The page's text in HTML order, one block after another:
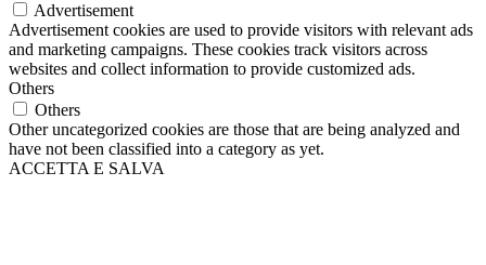
Advertisement
Advertisement cookies are used to provide visitors with relevant ads
and marketing campaigns. These cookies track visitors across
websites and collect information to provide customized ads.
Others
Others
Other uncategorized cookies are those that are being analyzed and
have not been classified into a category as yet.
ACCETTA E SALVA